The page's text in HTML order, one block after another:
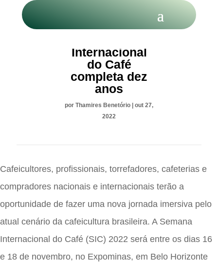
Internacional
do Café
completa dez
anos
por Thamires Benetório | out 27,
2022
Cafeicultores, profissionais, torrefadores, cafeterias e
compradores nacionais e internacionais terão a
oportunidade de fazer uma nova jornada imersiva pelo
atual cenário da cafeicultura brasileira. A Semana
Internacional do Café (SIC) 2022 será entre os dias 16
e 18 de novembro, no Expominas, em Belo Horizonte